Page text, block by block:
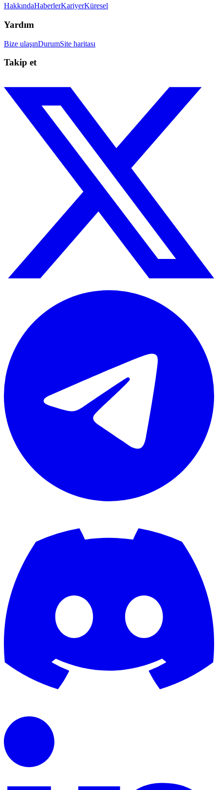
HakkındaHaberlerKariyerKüresel
Yardım
Bize ulaşınDurumSite haritası
Takip et